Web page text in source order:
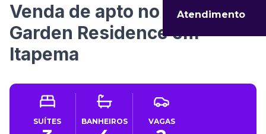
Atendimento
Venda de apto no Edifício
Garden Residence em
Itapema
SUÍTES BANHEIROS VAGAS